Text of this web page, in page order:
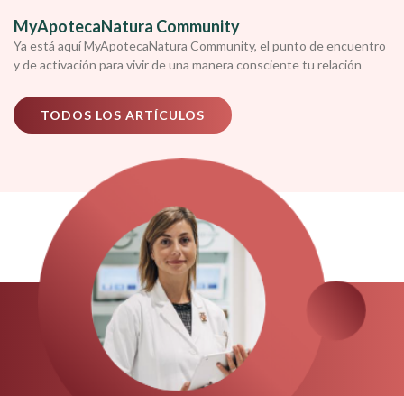
MyApotecaNatura Community
Ya está aquí MyApotecaNatura Community, el punto de encuentro
y de activación para vivir de una manera consciente tu relación
TODOS LOS ARTÍCULOS